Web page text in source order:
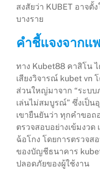
สงสัยว่า KUBET อาจตั้
บางราย
คำชี้แจงจากแ
ทาง Kubet88 คาสิโน
เสียงวิจารณ์ kubet vn
ส่วนใหญ่มาจาก “ระบ
เล่นไม่สมบูรณ์” ซึ่งเป็น
เขายืนยันว่า ทุกคำขอถ
ตรวจสอบอย่างเข้มงวด
ฉ้อโกง โดยการตรวจ
ของบัญชีธนาคาร
ปลอดภัยของผู้ใช้งาน